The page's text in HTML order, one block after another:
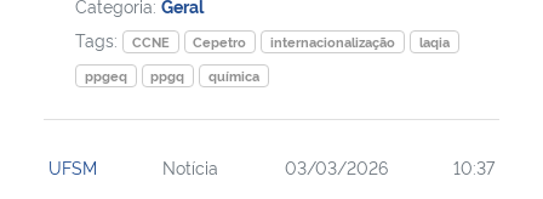
Secretaria de Governo
Gabinete de Segurança Institucional
Categoria: Geral
Tags:
CCNE Cepetro internacionalização
laqia
ppgeq
ppgq química
UFSM Notícia 03/03/2026 10:37